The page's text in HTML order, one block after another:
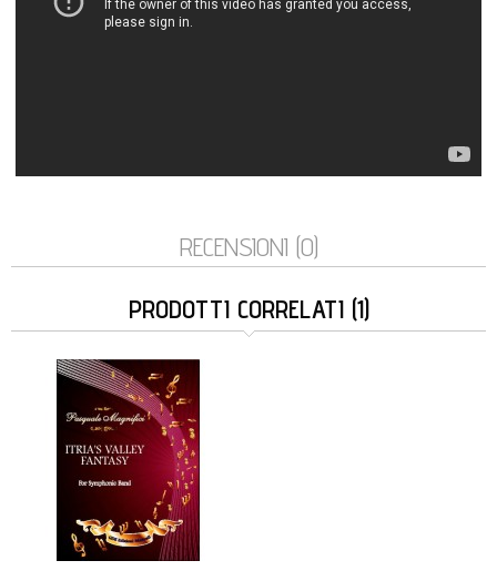
RECENSIONI (0)
PRODOTTI CORRELATI (1)